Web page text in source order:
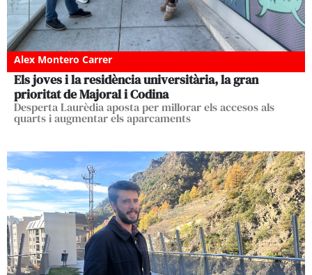
Alex Montero Carrer
Els joves i la residència universitària, la gran
prioritat de Majoral i Codina
Desperta Laurèdia aposta per millorar els accesos als
quarts i augmentar els aparcaments